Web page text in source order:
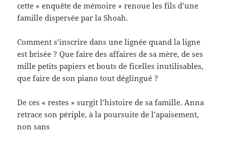
cette « enquête de mémoire » renoue les fils d’une
famille dispersée par la Shoah.
Comment s’inscrire dans une lignée quand la ligne
est brisée ? Que faire des affaires de sa mère, de ses
mille petits papiers et bouts de ficelles inutilisables,
que faire de son piano tout déglingué ?
De ces « restes » surgit l’histoire de sa famille. Anna
retrace son périple, à la poursuite de l’apaisement,
non sans